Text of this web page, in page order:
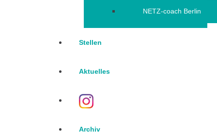
NETZ-coach Berlin
Stellen
Aktuelles
Archiv